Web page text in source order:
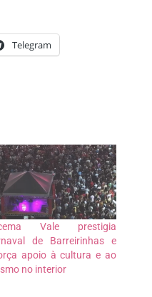
Telegram
Vale prestigia
de Barreirinhas e
apoio à cultura e ao
no interior